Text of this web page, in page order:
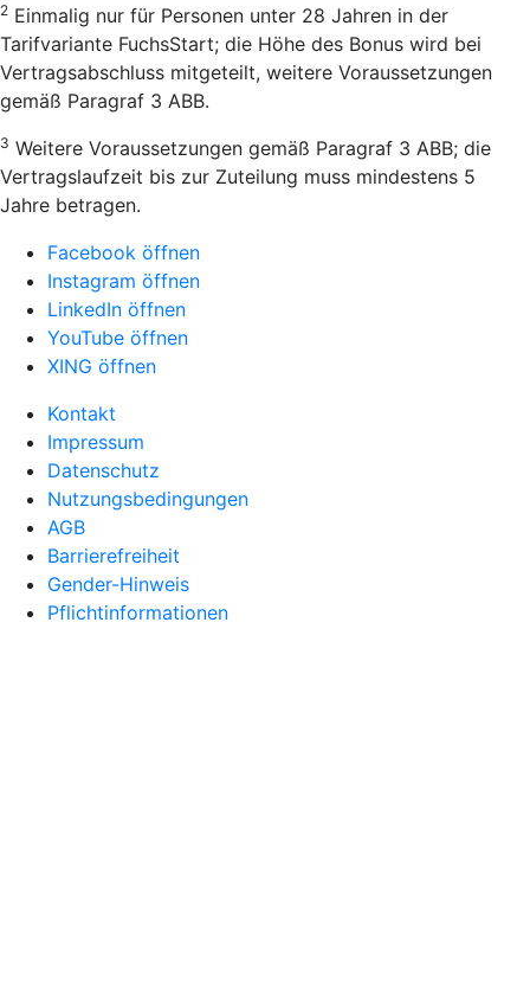
2 Einmalig nur für Personen unter 28 Jahren in der
Tarifvariante FuchsStart; die Höhe des Bonus wird bei
Vertragsabschluss mitgeteilt, weitere Voraussetzungen
gemäß Paragraf 3 ABB.
3 Weitere Voraussetzungen gemäß Paragraf 3 ABB; die
Vertragslaufzeit bis zur Zuteilung muss mindestens 5
Jahre betragen.
Facebook öffnen
Instagram öffnen
LinkedIn öffnen
YouTube öffnen
XING öffnen
Kontakt
Impressum
Datenschutz
Nutzungsbedingungen
AGB
Barrierefreiheit
Gender-Hinweis
Pflichtinformationen